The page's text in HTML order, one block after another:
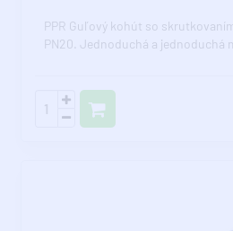
PPR Guľový kohút so
PN20. Jednoduchá a jednoduchá